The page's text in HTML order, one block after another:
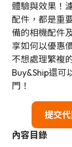
體驗與效果！
配件，都是重
備的相機配件
享如何以優惠
不想處理繁複
Buy&Ship還可
門！
提交
內容目錄